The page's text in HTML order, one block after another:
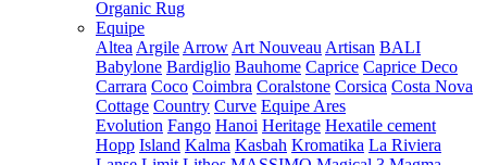
Organic Rug
Equipe
Altea Argile Arrow Art Nouveau Artisan BALI
Babylone Bardiglio Bauhome Caprice Caprice Deco
Carrara Coco Coimbra Coralstone Corsica Costa Nova
Cottage Country Curve Equipe Ares
Evolution Fango Hanoi Heritage Hexatile cement
Hopp Island Kalma Kasbah Kromatika La Riviera